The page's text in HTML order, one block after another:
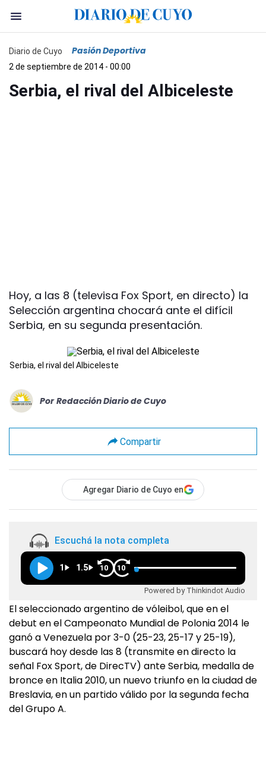
Diario de Cuyo Pasión Deportiva
2 de septiembre de 2014 - 00:00
Serbia, el rival del Albiceleste
Hoy, a las 8 (televisa Fox Sport, en directo) la
Selección argentina chocará ante el difícil
Serbia, en su segunda presentación.
Serbia, el rival del Albiceleste
Por Redacción Diario de Cuyo
Compartir
Agregar Diario de Cuyo en
Escuchá la nota completa
1 1.5 10 10
Powered by Thinkindot Audio
El seleccionado argentino de vóleibol, que en el
debut en el Campeonato Mundial de Polonia 2014 le
ganó a Venezuela por 3-0 (25-23, 25-17 y 25-19),
buscará hoy desde las 8 (transmite en directo la
señal Fox Sport, de DirecTV) ante Serbia, medalla de
bronce en Italia 2010, un nuevo triunfo en la ciudad de
Breslavia, en un partido válido por la segunda fecha
del Grupo A.